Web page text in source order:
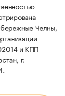
Челны,
и КПП
г.